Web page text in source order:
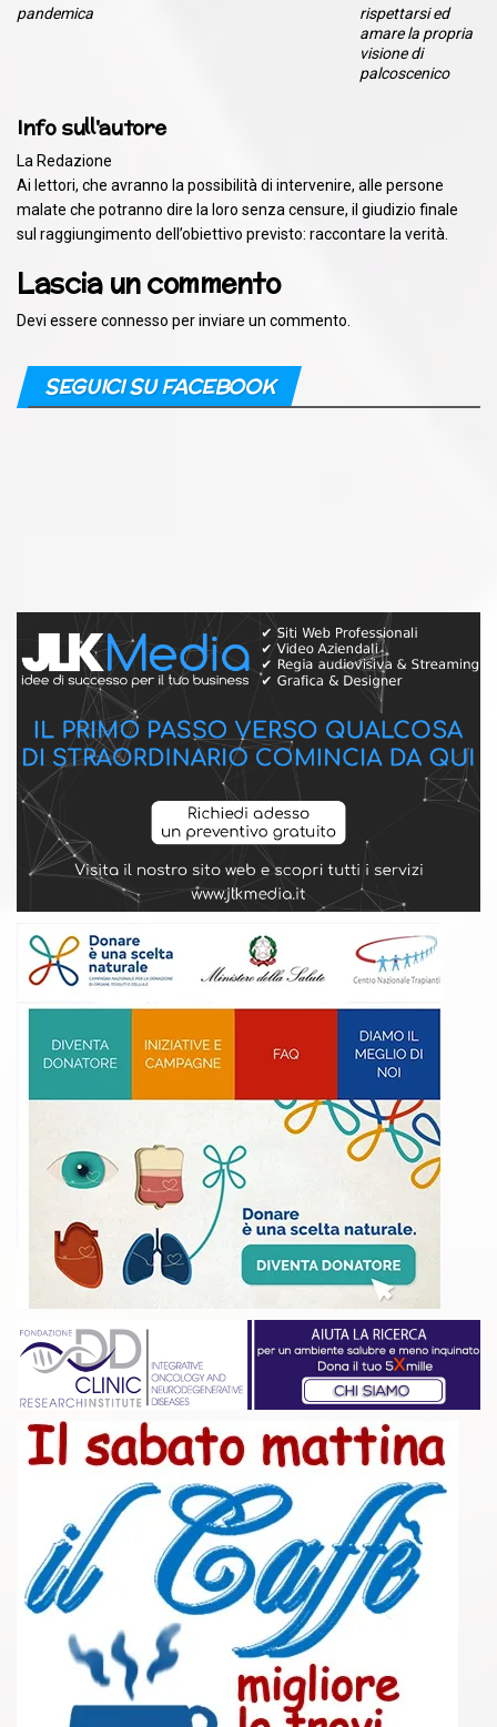
pandemica
rispettarsi ed
amare la propria
visione di
palcoscenico
Info sull'autore
La Redazione
Ai lettori, che avranno la possibilità di intervenire, alle persone
malate che potranno dire la loro senza censure, il giudizio finale
sul raggiungimento dell’obiettivo previsto: raccontare la verità.
Lascia un commento
Devi essere connesso per inviare un commento.
SEGUICI SU FACEBOOK